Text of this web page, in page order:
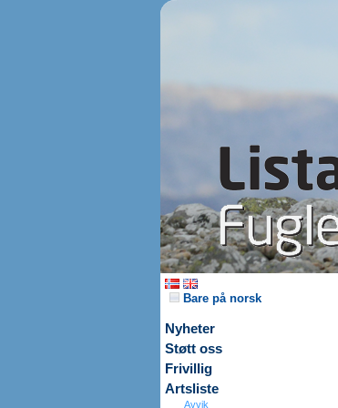
Bare på norsk
Nyheter
Støtt oss
Frivillig
Artsliste
Avvik